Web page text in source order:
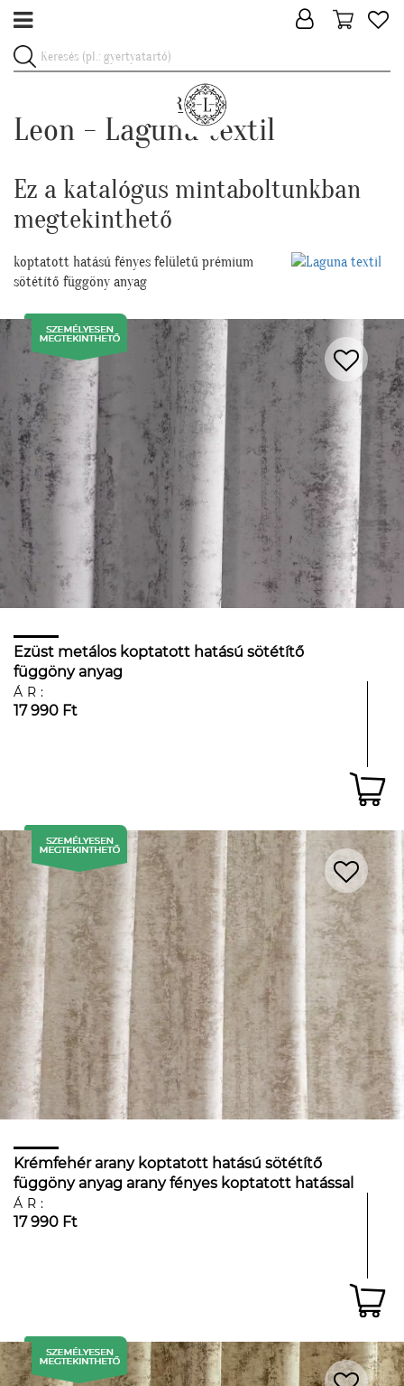
Leon - Laguna textil
Ez a katalógus mintaboltunkban
megtekinthető
koptatott hatású fényes felületű prémium
sötétítő függöny anyag
Ezüst metálos koptatott hatású sötétítő
függöny anyag
ÁR:
17 990 Ft
Krémfehér arany koptatott hatású sötétítő
függöny anyag arany fényes koptatott hatással
ÁR:
17 990 Ft